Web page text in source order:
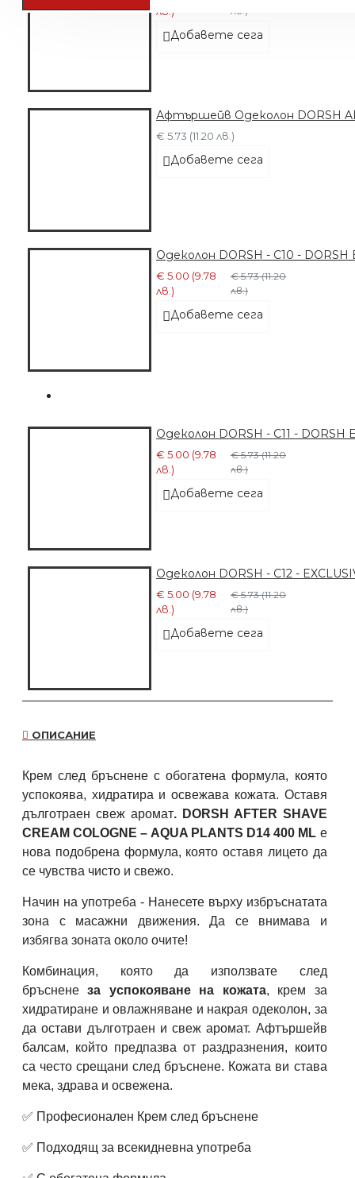
лв.)
лв.)
Добавете сега
Афтършейв Одеколон DORSH
€ 5.73 (11.20 лв.)
Добавете сега
Одеколон DORSH - C10 - DORSH
€ 5.00 (9.78
лв.)
€ 5.73 (11.20
лв.)
Добавете сега
Одеколон DORSH - C11 - DORSH
€ 5.00 (9.78
лв.)
€ 5.73 (11.20
лв.)
Добавете сега
Одеколон DORSH - C12 -
€ 5.00 (9.78
лв.)
€ 5.73 (11.20
лв.)
Добавете сега
ОПИСАНИЕ
Крем след бръснене с обогатена формула, която
успокоява, хидратира и освежава кожата. Оставя
дълготраен свеж аромат. DORSH AFTER SHAVE
CREAM COLOGNE – AQUA PLANTS D14 400 ML е
нова подобрена формула, която оставя лицето да
се чувства чисто и свежо.
Начин на употреба - Нанесете върху избръснатата
зона с масажни движения. Да се внимава и
избягва зоната около очите!
Комбинация, която да използвате след
бръсненеза успокояване на кожата, крем за
хидратиране и овлажняване и накрая одеколон, за
да остави дълготраен и свеж аромат. Афтършейв
балсам, който предпазва от раздразнения, които
са често срещани след бръснене. Кожата ви става
мека, здрава и освежена.
✅ Професионален Крем след бръснене
✅ Подходящ за всекидневна употреба